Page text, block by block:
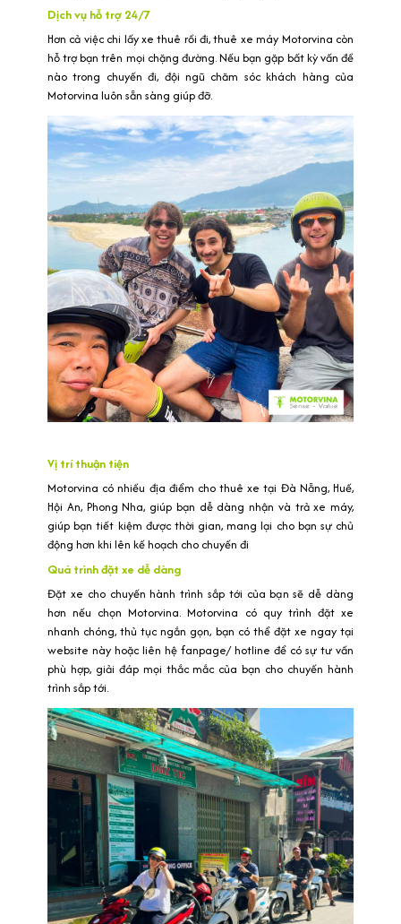
Dịch vụ hỗ trợ 24/7
Hơn cả việc chi lấy xe thuê rồi đi, thuê xe máy Motorvina còn
hỗ trợ bạn trên mọi chặng đường. Nếu bạn gặp bất kỳ vấn đề
nào trong chuyến đi, đội ngũ chăm sóc khách hàng của
Motorvina luôn sẵn sàng giúp đỡ.
Vị trí thuận tiện
Motorvina có nhiều địa điểm cho thuê xe tại Đà Nẵng, Huế,
Hội An, Phong Nha, giúp bạn dễ dàng nhận và trả xe máy,
giúp bạn tiết kiệm được thời gian, mang lại cho bạn sự chủ
động hơn khi lên kế hoạch cho chuyến đi
Quá trình đặt xe dễ dàng
Đặt xe cho chuyến hành trình sắp tới của bạn sẽ dễ dàng
hơn nếu chọn Motorvina. Motorvina có quy trình đặt xe
nhanh chóng, thủ tục ngắn gọn, bạn có thể đặt xe ngay tại
website này hoặc liên hệ fanpage/ hotline để có sự tư vấn
phù hợp, giải đáp mọi thắc mắc của bạn cho chuyến hành
trình sắp tới.